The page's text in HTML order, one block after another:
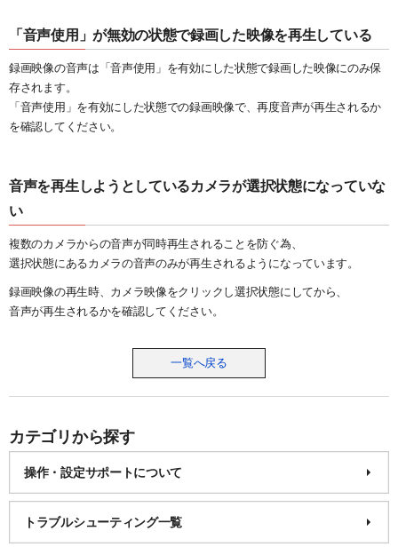
「音声使用」が無効の状態で録画した映像を再生している
録画映像の音声は「音声使用」を有効にした状態で録画した映像にのみ保
存されます。
「音声使用」を有効にした状態での録画映像で、再度音声が再生されるか
を確認してください。
音声を再生しようとしているカメラが選択状態になっていな
い
複数のカメラからの音声が同時再生されることを防ぐ為、
選択状態にあるカメラの音声のみが再生されるようになっています。
録画映像の再生時、カメラ映像をクリックし選択状態にしてから、
音声が再生されるかを確認してください。
一覧へ戻る
カテゴリから探す
操作・設定サポートについて
トラブルシューティング一覧